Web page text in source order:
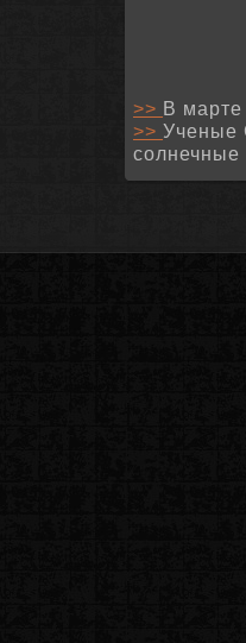
>> В марте
>> Ученые
солнечные